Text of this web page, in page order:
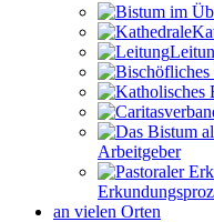
Arbeitgeber
an vielen Orten